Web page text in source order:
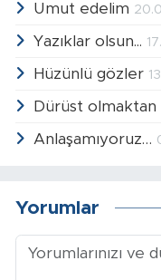
Umut edelim
Yazıklar olsun...
Hüzünlü gözler
Dürüst olmaktan
Anlaşamıyoruz…
Yorumlar